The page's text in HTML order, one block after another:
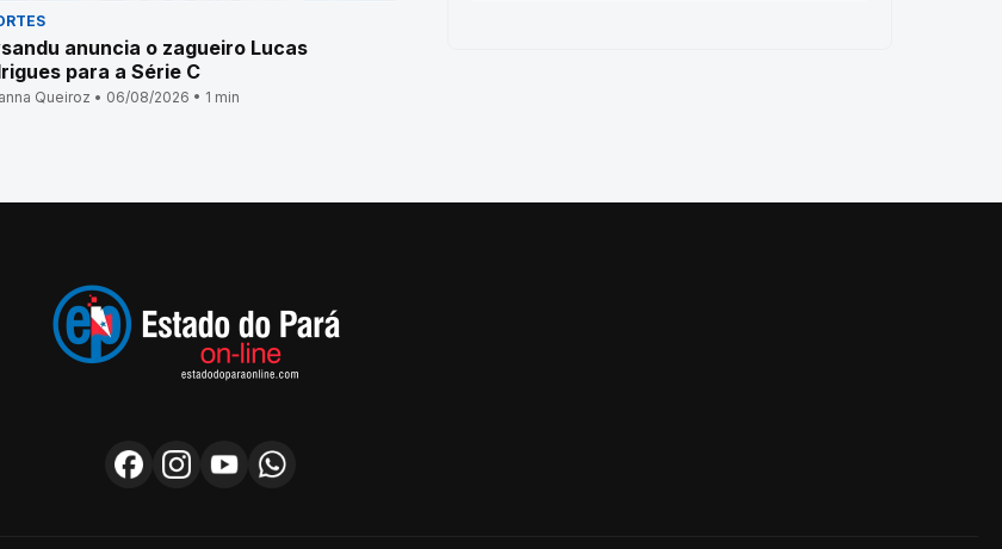
anuncia o zagueiro Lucas
para a Série C
Queiroz • 06/08/2026 • 1 min